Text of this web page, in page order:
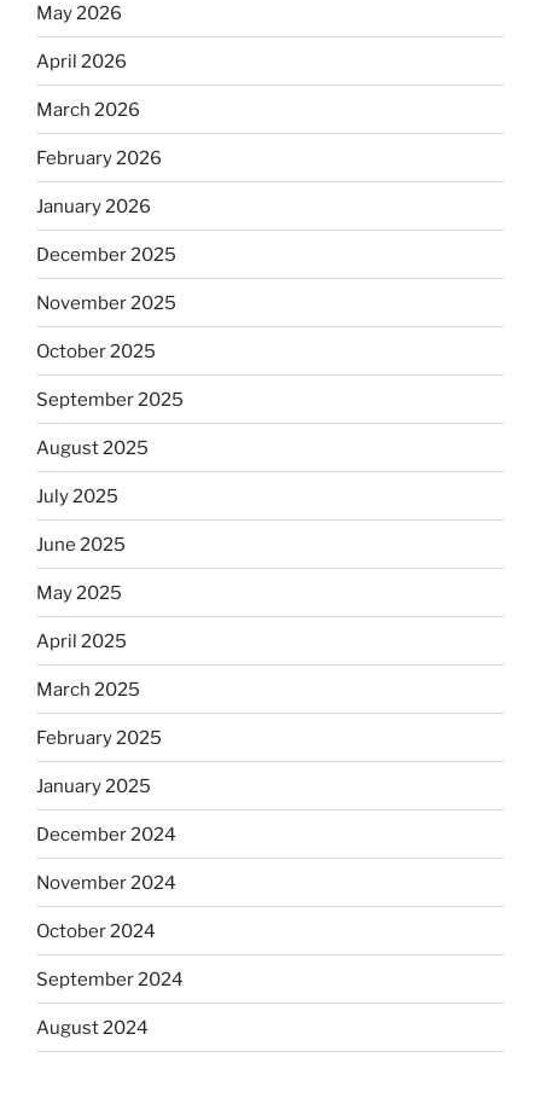
May 2026
April 2026
March 2026
February 2026
January 2026
December 2025
November 2025
October 2025
September 2025
August 2025
July 2025
June 2025
May 2025
April 2025
March 2025
February 2025
January 2025
December 2024
November 2024
October 2024
September 2024
August 2024